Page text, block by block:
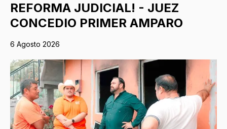
REFORMA JUDICIAL! - JUEZ
CONCEDIO PRIMER AMPARO
6 Agosto 2026